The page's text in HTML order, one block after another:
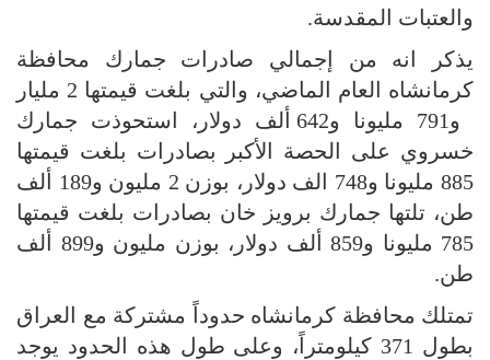
والعتبات المقدسة.
يذكر انه من إجمالي صادرات جمارك محافظة
كرمانشاه العام الماضي، والتي بلغت قيمتها 2 مليار
و791 مليونا و642 ألف دولار، استحوذت جمارك
خسروي على الحصة الأكبر بصادرات بلغت قيمتها
885 مليونا و748 الف دولار، بوزن 2 مليون و189 ألف
طن، تلتها جمارك برويز خان بصادرات بلغت قيمتها
785 مليونا و859 ألف دولار، بوزن مليون و899 ألف
طن.
تمتلك محافظة كرمانشاه حدوداً مشتركة مع العراق
بطول 371 كيلومتراً، وعلى طول هذه الحدود يوجد